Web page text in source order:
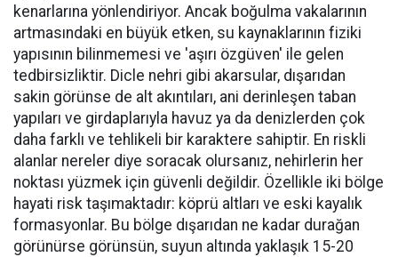
kenarlarına yönlendiriyor. Ancak boğulma vakalarının
artmasındaki en büyük etken, su kaynaklarının fiziki
yapısının bilinmemesi ve 'aşırı özgüven' ile gelen
tedbirsizliktir. Dicle nehri gibi akarsular, dışarıdan
sakin görünse de alt akıntıları, ani derinleşen taban
yapıları ve girdaplarıyla havuz ya da denizlerden çok
daha farklı ve tehlikeli bir karaktere sahiptir. En riskli
alanlar nereler diye soracak olursanız, nehirlerin her
noktası yüzmek için güvenli değildir. Özellikle iki bölge
hayati risk taşımaktadır: köprü altları ve eski kayalık
formasyonlar. Bu bölge dışarıdan ne kadar durağan
görünürse görünsün, suyun altında yaklaşık 15-20